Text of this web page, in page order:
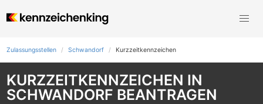
Zulassungsstellen Schwandorf Kurzzeit­kennzeichen
KURZZEITKENNZEICHEN IN
SCHWANDORF BEANTRAGEN